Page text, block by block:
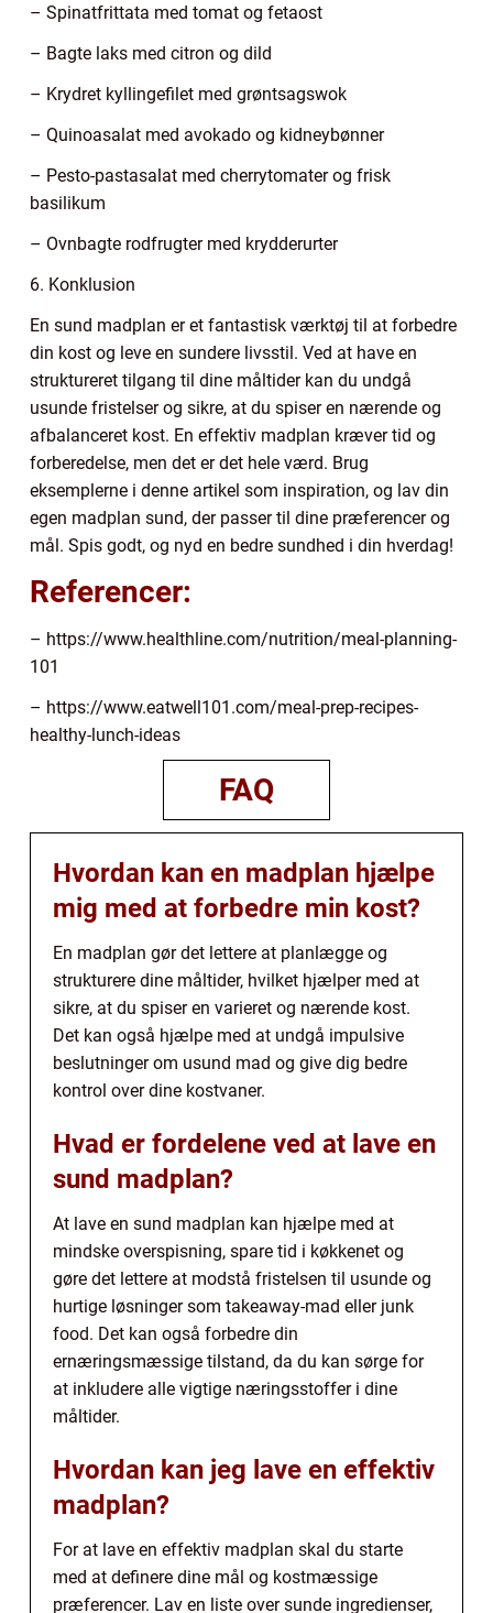
– Spinatfrittata med tomat og fetaost
– Bagte laks med citron og dild
– Krydret kyllingefilet med grøntsagswok
– Quinoasalat med avokado og kidneybønner
– Pesto-pastasalat med cherrytomater og frisk
basilikum
– Ovnbagte rodfrugter med krydderurter
6. Konklusion
En sund madplan er et fantastisk værktøj til at forbedre
din kost og leve en sundere livsstil. Ved at have en
struktureret tilgang til dine måltider kan du undgå
usunde fristelser og sikre, at du spiser en nærende og
afbalanceret kost. En effektiv madplan kræver tid og
forberedelse, men det er det hele værd. Brug
eksemplerne i denne artikel som inspiration, og lav din
egen madplan sund, der passer til dine præferencer og
mål. Spis godt, og nyd en bedre sundhed i din hverdag!
Referencer:
– https://www.healthline.com/nutrition/meal-planning-
101
– https://www.eatwell101.com/meal-prep-recipes-
healthy-lunch-ideas
FAQ
Hvordan kan en madplan hjælpe
mig med at forbedre min kost?
En madplan gør det lettere at planlægge og
strukturere dine måltider, hvilket hjælper med at
sikre, at du spiser en varieret og nærende kost.
Det kan også hjælpe med at undgå impulsive
beslutninger om usund mad og give dig bedre
kontrol over dine kostvaner.
Hvad er fordelene ved at lave en
sund madplan?
At lave en sund madplan kan hjælpe med at
mindske overspisning, spare tid i køkkenet og
gøre det lettere at modstå fristelsen til usunde og
hurtige løsninger som takeaway-mad eller junk
food. Det kan også forbedre din
ernæringsmæssige tilstand, da du kan sørge for
at inkludere alle vigtige næringsstoffer i dine
måltider.
Hvordan kan jeg lave en effektiv
madplan?
For at lave en effektiv madplan skal du starte
med at definere dine mål og kostmæssige
præferencer. Lav en liste over sunde ingredienser,